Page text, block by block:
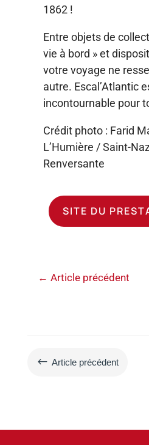
1862 !
Entre objets de
vie à bord » et
votre voyage ne
autre. Escal’Atlantic
incontournable pour
Crédit photo : Farid
L’Humière / Saint-
Renversante
SITE DU
←Article précédent
# Article précédent